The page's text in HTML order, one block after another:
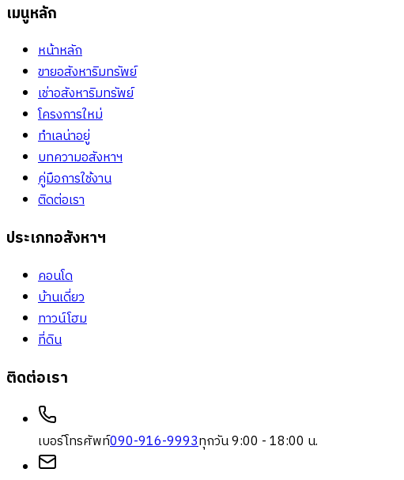
เมนูหลัก
หน้าหลัก
ขายอสังหาริมทรัพย์
เช่าอสังหาริมทรัพย์
โครงการใหม่
ทำเลน่าอยู่
บทความอสังหาฯ
คู่มือการใช้งาน
ติดต่อเรา
ประเภทอสังหาฯ
คอนโด
บ้านเดี่ยว
ทาวน์โฮม
ที่ดิน
ติดต่อเรา
เบอร์โทรศัพท์090-916-9993ทุกวัน 9:00 - 18:00 น.